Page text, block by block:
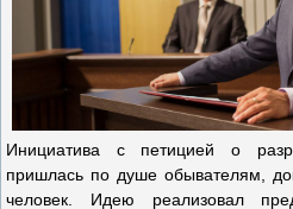
Инициатива с петицией о
пришлась по душе обывателям,
человек. Идею реализовал